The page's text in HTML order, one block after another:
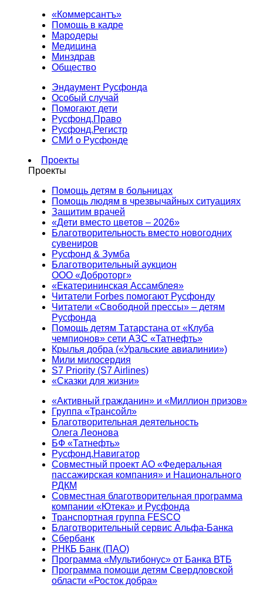
«Коммерсантъ»
Помощь в кадре
Мародеры
Медицина
Минздрав
Общество
Эндаумент Русфонда
Особый случай
Помогают дети
Русфонд.Право
Русфонд.Регистр
СМИ о Русфонде
Проекты
Проекты
Помощь детям в больницах
Помощь людям в чрезвычайных ситуациях
Защитим врачей
«Дети вместо цветов – 2026»
Благотворительность вместо новогодних
сувениров
Русфонд & Зумба
Благотворительный аукцион
ООО «Доброторг»
«Екатерининская Ассамблея»
Читатели Forbes помогают Русфонду
Читатели «Свободной прессы» – детям
Русфонда
Помощь детям Татарстана от «Клуба
чемпионов» сети АЗС «Татнефть»
Крылья добра («Уральские авиалинии»)
Мили милосердия
S7 Priority (S7 Airlines)
«Сказки для жизни»
«Активный гражданин» и «Миллион призов»
Группа «Трансойл»
Благотворительная деятельность
Олега Леонова
БФ «Татнефть»
Русфонд.Навигатор
Совместный проект АО «Федеральная
пассажирская компания» и Национального
РДКМ
Совместная благотворительная программа
компании «Ютека» и Русфонда
Транспортная группа FESCO
Благотворительный сервис Альфа-Банка
Сбербанк
РНКБ Банк (ПАО)
Программа «Мультибонус» от Банка ВТБ
Программа помощи детям Свердловской
области «Росток добра»